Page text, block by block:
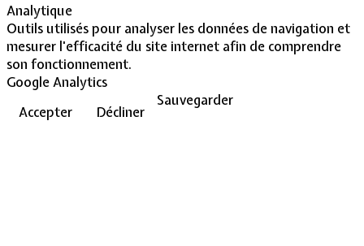
Analytique
Outils utilisés pour analyser les données de navigation et
mesurer l'efficacité du site internet afin de comprendre
son fonctionnement.
Google Analytics
Accepter
Décliner
Sauvegarder